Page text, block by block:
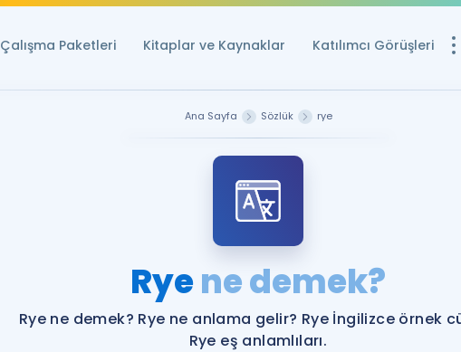
Çalışma Paketleri Kitaplar ve Kaynaklar Katılımcı Görüşleri
YDS ve YÖKDİL
YDS ve YÖKDİL'e
Ana Sayfa Sözlük rye
Ryene demek?
Rye ne demek? Rye ne anlama gelir? Rye İngilizce örnek
Rye eş anlamlıları.